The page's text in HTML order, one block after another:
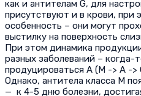
как и антителам G, для
присутствуют и в крови, при
особенность – они могут
выстилку на поверхность
При этом динамика
разных заболеваний – когда-
продуцироваться А (M -> A ->
Однако, антитела класса М
— к 4-5 дню болезни,